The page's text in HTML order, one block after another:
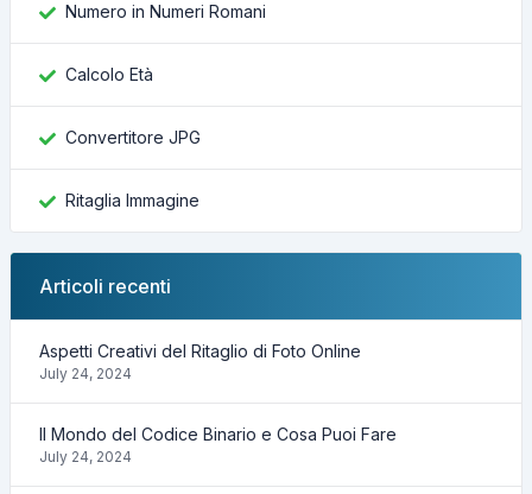
Numero in Numeri Romani
Calcolo Età
Convertitore JPG
Ritaglia Immagine
Articoli recenti
Aspetti Creativi del Ritaglio di Foto Online
July 24, 2024
Il Mondo del Codice Binario e Cosa Puoi Fare
July 24, 2024